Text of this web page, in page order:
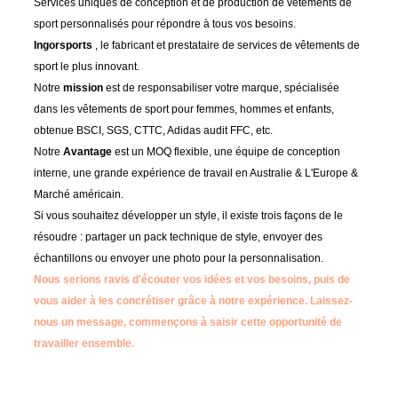
Services uniques de conception et de production de vêtements de
sport personnalisés pour répondre à tous vos besoins.
Ingorsports , le fabricant et prestataire de services de vêtements de
sport le plus innovant.
Notremissionest de responsabiliser votre marque, spécialisée
dans les vêtements de sport pour femmes, hommes et enfants,
obtenue BSCI, SGS, CTTC, Adidas audit FFC, etc.
NotreAvantageest un MOQ flexible, une équipe de conception
interne, une grande expérience de travail en Australie & L'Europe &
Marché américain.
Si vous souhaitez développer un style, il existe trois façons de le
résoudre : partager un pack technique de style, envoyer des
échantillons ou envoyer une photo pour la personnalisation.
Nous serions ravis d'écouter vos idées et vos besoins, puis de
vous aider à les concrétiser grâce à notre expérience. Laissez-
nous un message, commençons à saisir cette opportunité de
travailler ensemble.